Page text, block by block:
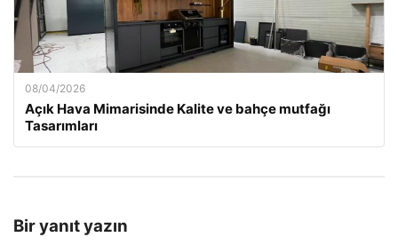
08/04/2026
Açık Hava Mimarisinde Kalite ve bahçe mutfağı
Tasarımları
Bir yanıt yazın